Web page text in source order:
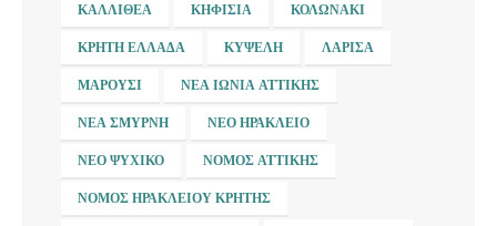
ΚΑΛΛΙΘΈΑ ΚΗΦΙΣΙΆ ΚΟΛΩΝΆΚΙ
ΚΡΉΤΗ ΕΛΛΆΔΑ ΚΥΨΈΛΗ ΛΆΡΙΣΑ
ΜΑΡΟΎΣΙ ΝΈΑ ΙΩΝΊΑ ΑΤΤΙΚΉΣ
ΝΈΑ ΣΜΎΡΝΗ ΝΈΟ ΗΡΆΚΛΕΙΟ
ΝΈΟ ΨΥΧΙΚΌ ΝΟΜΌΣ ΑΤΤΙΚΉΣ
ΝΟΜΌΣ ΗΡΑΚΛΕΊΟΥ ΚΡΉΤΗΣ